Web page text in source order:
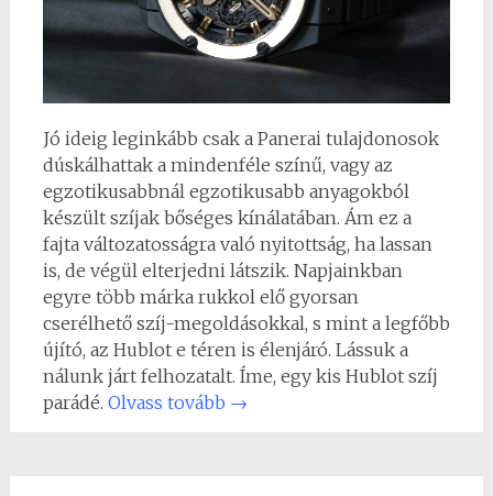
Jó ideig leginkább csak a Panerai tulajdonosok
dúskálhattak a mindenféle színű, vagy az
egzotikusabbnál egzotikusabb anyagokból
készült szíjak bőséges kínálatában. Ám ez a
fajta változatosságra való nyitottság, ha lassan
is, de végül elterjedni látszik. Napjainkban
egyre több márka rukkol elő gyorsan
cserélhető szíj-megoldásokkal, s mint a legfőbb
újító, az Hublot e téren is élenjáró. Lássuk a
nálunk járt felhozatalt. Íme, egy kis Hublot szíj
parádé. Olvass tovább →